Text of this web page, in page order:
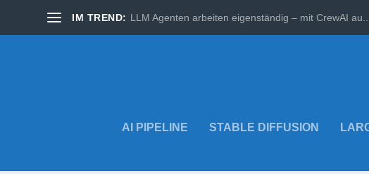
IM TREND: LLM Agenten arbeiten eigenständig – mit CrewAI au...
AI PIPELINE STABLE DIFFUSION